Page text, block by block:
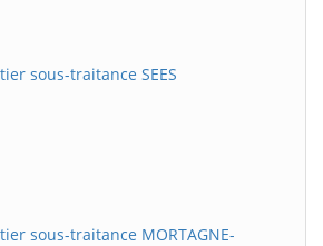
sous-traitance SEES
sous-traitance MORTAGNE-